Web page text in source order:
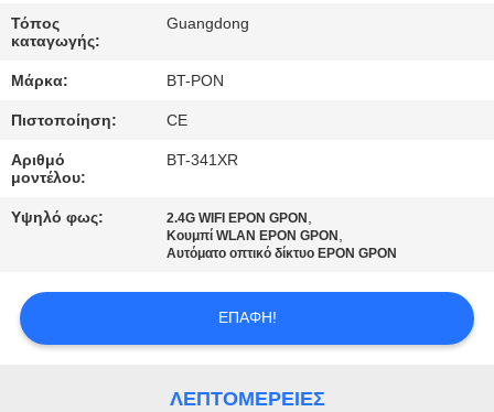
SITEMAP
PRIVACY
POLICY
Τόπος
καταγωγής:
Guangdong
Μάρκα: BT-PON
Πιστοποίηση: CE
Αριθμό
μοντέλου:
BT-341XR
Υψηλό φως: 2.4G WIFI EPON GPON ,
Κουμπί WLAN EPON GPON ,
Αυτόματο οπτικό δίκτυο EPON GPON
ΕΠΑΦΉ!
ΛΕΠΤΟΜΈΡΕΙΕΣ